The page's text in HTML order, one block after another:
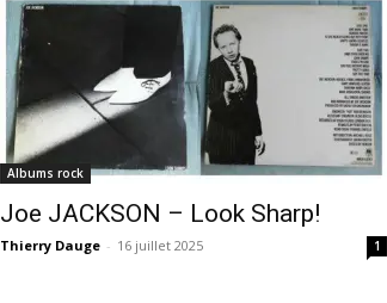
Albums rock
Joe JACKSON – Look Sharp!
Thierry Dauge - 16 juillet 2025 1